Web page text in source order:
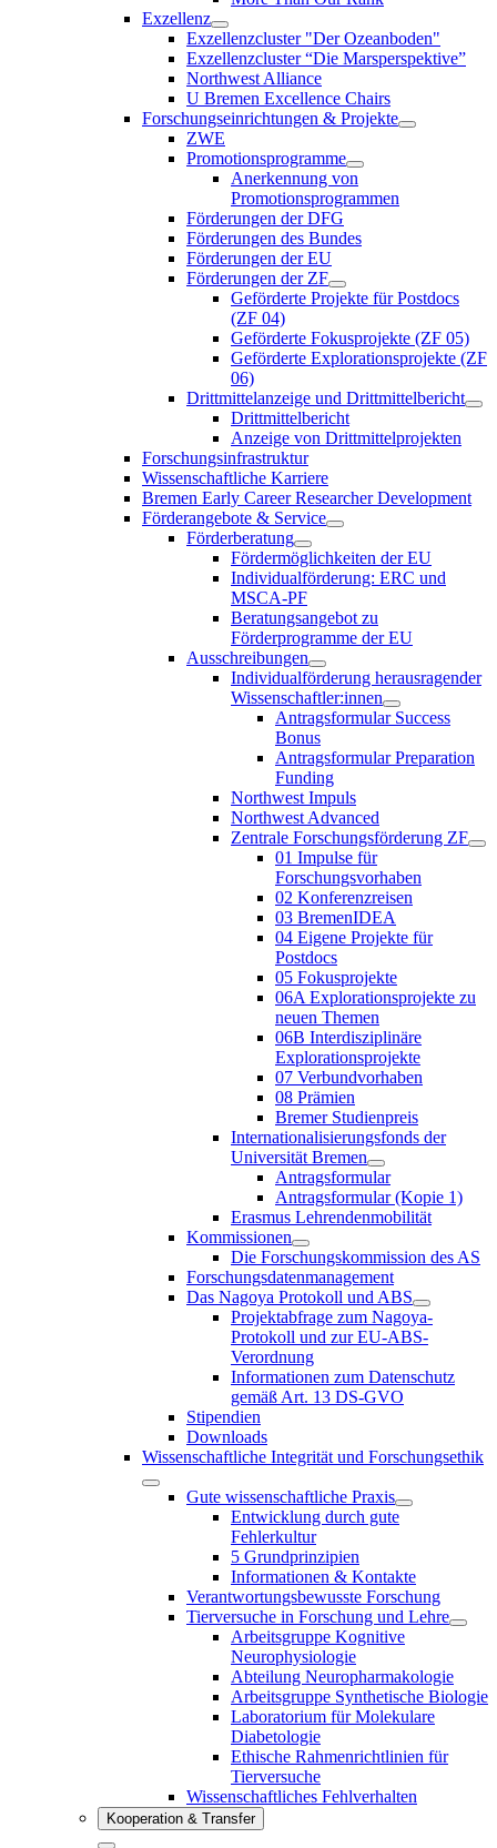
Exzellenz
Exzellenzcluster "Der Ozeanboden"
Exzellenzcluster “Die Marsperspektive”
Northwest Alliance
U Bremen Excellence Chairs
Forschungseinrichtungen & Projekte
ZWE
Promotionsprogramme
Anerkennung von
Promotionsprogrammen
Förderungen der DFG
Förderungen des Bundes
Förderungen der EU
Förderungen der ZF
Geförderte Projekte für Postdocs
(ZF 04)
Geförderte Fokusprojekte (ZF 05)
Geförderte Explorationsprojekte (ZF
06)
Drittmittelanzeige und Drittmittelbericht
Drittmittelbericht
Anzeige von Drittmittelprojekten
Forschungsinfrastruktur
Wissenschaftliche Karriere
Bremen Early Career Researcher Development
Förderangebote & Service
Förderberatung
Fördermöglichkeiten der EU
Individualförderung: ERC und
MSCA-PF
Beratungsangebot zu
Förderprogramme der EU
Ausschreibungen
Individualförderung herausragender
Wissenschaftler:innen
Antragsformular Success
Bonus
Antragsformular Preparation
Funding
Northwest Impuls
Northwest Advanced
Zentrale Forschungsförderung ZF
01 Impulse für
Forschungsvorhaben
02 Konferenzreisen
03 BremenIDEA
04 Eigene Projekte für
Postdocs
05 Fokusprojekte
06A Explorationsprojekte zu
neuen Themen
06B Interdisziplinäre
Explorationsprojekte
07 Verbundvorhaben
08 Prämien
Bremer Studienpreis
Internationalisierungsfonds der
Universität Bremen
Antragsformular
Antragsformular (Kopie 1)
Erasmus Lehrendenmobilität
Kommissionen
Die Forschungskommission des AS
Forschungsdatenmanagement
Das Nagoya Protokoll und ABS
Projektabfrage zum Nagoya-
Protokoll und zur EU-ABS-
Verordnung
Informationen zum Datenschutz
gemäß Art. 13 DS-GVO
Stipendien
Downloads
Wissenschaftliche Integrität und Forschungsethik
Gute wissenschaftliche Praxis
Entwicklung durch gute
Fehlerkultur
5 Grundprinzipien
Informationen & Kontakte
Verantwortungsbewusste Forschung
Tierversuche in Forschung und Lehre
Arbeitsgruppe Kognitive
Neurophysiologie
Abteilung Neuropharmakologie
Arbeitsgruppe Synthetische Biologie
Laboratorium für Molekulare
Diabetologie
Ethische Rahmenrichtlinien für
Tierversuche
Wissenschaftliches Fehlverhalten
Kooperation & Transfer